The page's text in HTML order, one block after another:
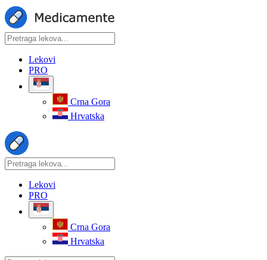
Lekovi
PRO
Crna Gora
Hrvatska
Lekovi
PRO
Crna Gora
Hrvatska